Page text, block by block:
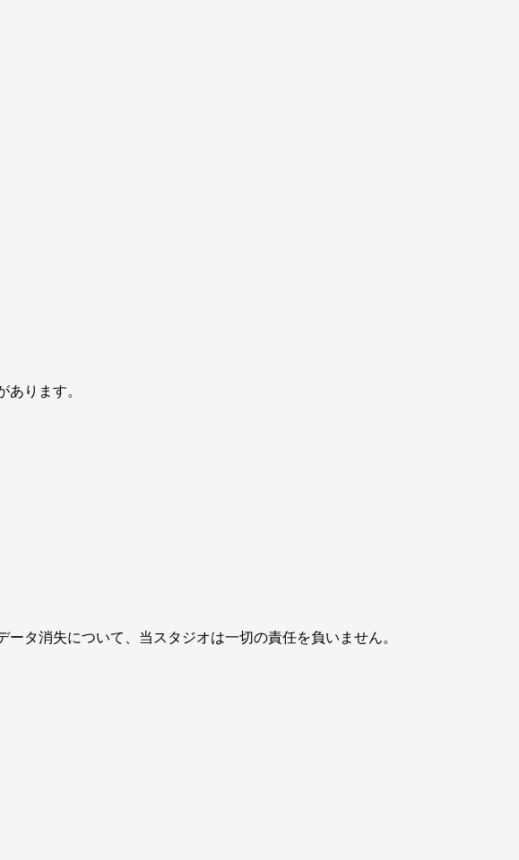
ります。
タ消失について、当スタジオは一切の責任を負いません。